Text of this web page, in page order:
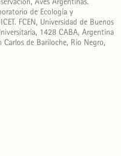
de Ecología y
FCEN, Universidad de Buenos
1428 CABA, Argentina
Carlos de Bariloche, Río Negro,